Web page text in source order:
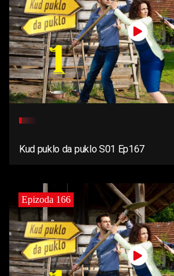
Kud puklo da puklo S01 Ep167
Epizoda 166